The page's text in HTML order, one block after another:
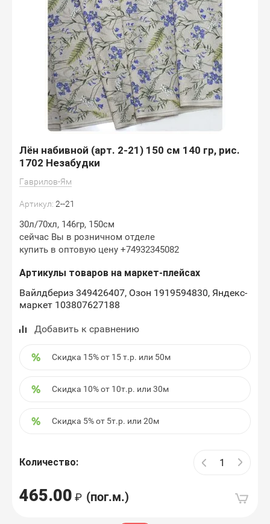
Лён набивной (арт. 2-21) 150 см 140 гр, рис.
1702 Незабудки
Гаврилов-Ям
Артикул: 2--21
30л/70хл, 146гр, 150см
сейчас Вы в розничном отделе
купить в оптовую цену +74932345082
Артикулы товаров на маркет-плейсах
Вайлдбериз 349426407, Озон 1919594830, Яндекс-
маркет 103807627188
Добавить к сравнению
Скидка 15% от 15 т.р. или 50м
Скидка 10% от 10т.р. или 30м
Скидка 5% от 5т.р. или 20м
Количество:
465.00 (пог.м.)